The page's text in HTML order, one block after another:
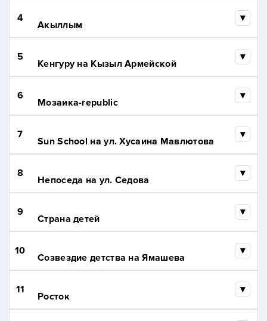
4
Акыллым
5
Кенгуру на Кызыл Армейской
6
Мозаика-republic
7
Sun School на ул. Хусаина Мавлютова
8
Непоседа на ул. Седова
9
Страна детей
10
Созвездие детства на Ямашева
11
Росток